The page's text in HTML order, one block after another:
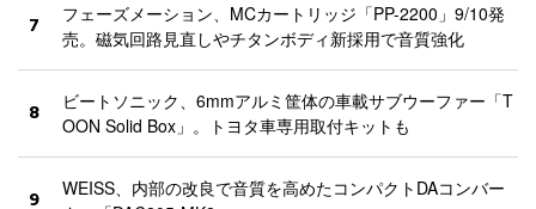
7
フェーズメーション、MCカートリッジ「PP-2200」9/10発
売。磁気回路見直しやチタンボディ新採用で音質強化
8
ビートソニック、6mmアルミ筐体の車載サブウーファー「T
OON Solid Box」。トヨタ車専用取付キットも
9
WEISS、内部の改良で音質を高めたコンパクトDAコンバー